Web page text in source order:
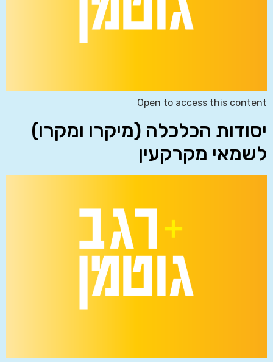
Open to access this content
יסודות הכלכלה (מיקרו ומקרו)
לשמאי מקרקעין